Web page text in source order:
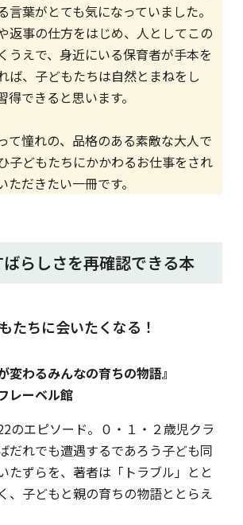
言葉がとても気になっていました。
返事の仕方をはじめ、人としてこの
うえで、身近にいる保育者が手本を
ば、子どもたちは自然とまねをし
できると思います。
て憧れの、品格のある素敵な大人で
子どもたちにかかわるお仕事をされ
ただきたい一冊です。
らしさを再確認できる本
たちに会いたくなる！
変わるみんなの育ちの物語』
レーベル館
のエピソード。０・１・２歳児クラ
だれでも遭遇するであろう子ども同
たずらを、著者は「トラブル」とと
、子どもと親の育ちの物語ととらえ